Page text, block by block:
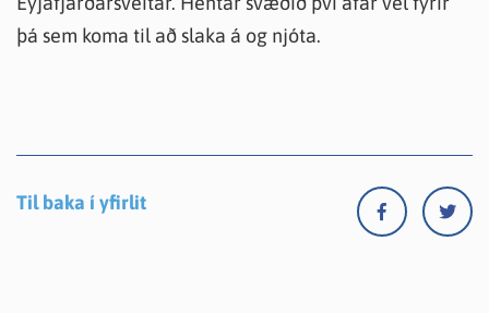
þá sem koma til að slaka á og njóta.
Til baka í yfirlit